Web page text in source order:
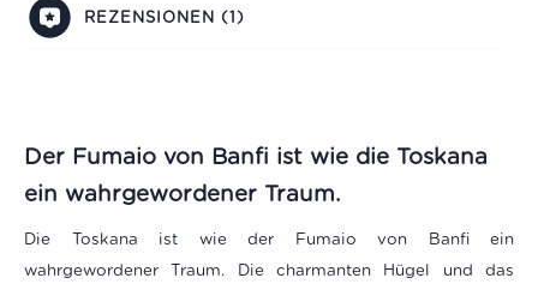
REZENSIONEN (1)
Der Fumaio von Banfi ist wie die Toskana
ein wahrgewordener Traum.
Die Toskana ist wie der Fumaio von Banfi ein
wahrgewordener Traum. Die charmanten Hügel und das